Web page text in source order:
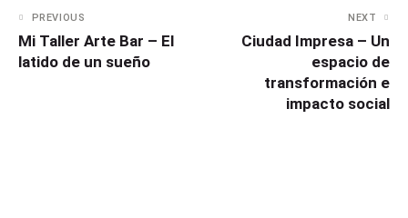
PREVIOUS
Mi Taller Arte Bar – El
latido de un sueño
NEXT
Ciudad Impresa – Un
espacio de
transformación e
impacto social